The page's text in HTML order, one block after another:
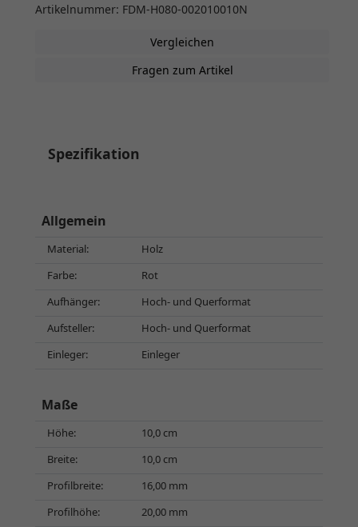
Artikelnummer: FDM-H080-002010010N
Vergleichen
Fragen zum Artikel
Spezifikation
Allgemein
Material:
Holz
Farbe:
Rot
Aufhänger:
Hoch- und Querformat
Aufsteller:
Hoch- und Querformat
Einleger:
Einleger
Maße
Höhe:
10,0 cm
Breite:
10,0 cm
Profilbreite:
16,00 mm
Profilhöhe:
20,00 mm